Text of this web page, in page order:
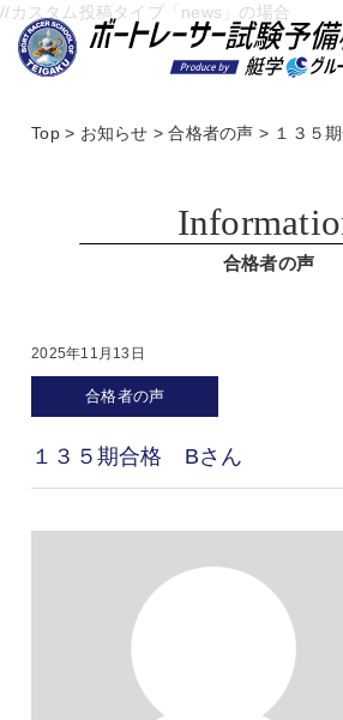
//カスタム投稿タイプ「news」の場合
Top> お知らせ >合格者の声 > １３５
合格者の声
2025年11月13日
合格者の声
１３５期合格 Bさん